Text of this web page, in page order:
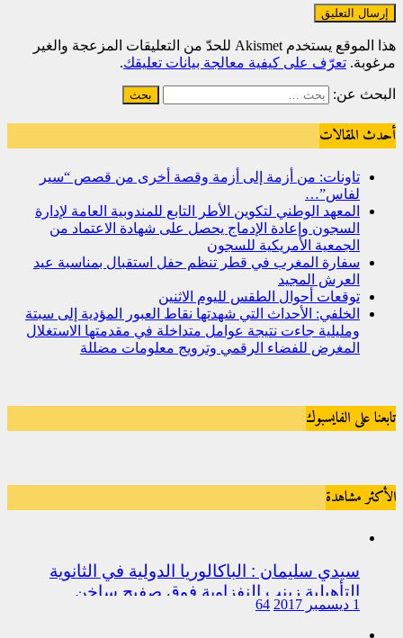
هذا الموقع يستخدم Akismet للحدّ من التعليقات المزعجة والغير
مرغوبة. تعرّف على كيفية معالجة بيانات تعليقك.
البحث عن:
أحدث المقالات
تاونات: من أزمة إلى أزمة وقصة أخرى من قصص “سير
لفاس”…
المعهد الوطني لتكوين الأطر التابع للمندوبية العامة لإدارة
السجون وإعادة الإدماج يحصل على شهادة الاعتماد من
الجمعية الأمريكية للسجون
سفارة المغرب في قطر تنظم حفل استقبال بمناسبة عيد
العرش المجيد
توقعات أحوال الطقس لليوم الاثنين
الخلفي: الأحداث التي شهدتها نقاط العبور المؤدية إلى سبتة
ومليلية جاءت نتيجة عوامل متداخلة في مقدمتها الاستغلال
المغرض للفضاء الرقمي وترويج معلومات مضللة
تابعنا على الفايسبوك
الأكثر مشاهدة
سيدي سليمان : الباكالوريا الدولية في الثانوية
التأهيلية زينب النفزاوية فوق صفيح ساخن
1 ديسمبر 2017 64